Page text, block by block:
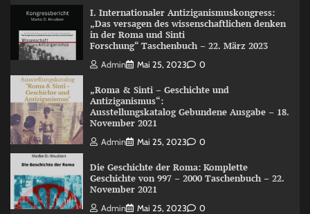
I. Internationaler Antiziganismuskongress:
„Das versagen des wissenschaftlichen denken
in der Roma und Sinti
Forschung“ Taschenbuch – 22. März 2023
Admin Mai 25, 2023 0
„Roma & Sinti – Geschichte und
Antiziganismus“:
Ausstellungskatalog Gebundene Ausgabe – 18.
November 2021
Admin Mai 25, 2023 0
Die Geschichte der Roma: Komplette
Geschichte von 997 – 2000 Taschenbuch – 22.
November 2021
Admin Mai 25, 2023 0